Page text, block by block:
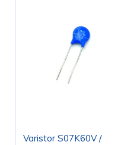
Varistor S07K60V /